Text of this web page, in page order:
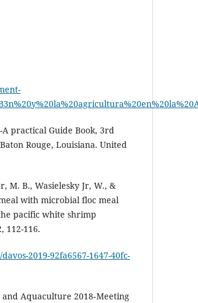
A practical Guide Book, 3rd
Rouge, Louisiana. United
M. B., Wasielesky Jr, W., &
with microbial floc meal
pacific white shrimp
112-116.
2019-92fa6567-1647-40fc-
Aquaculture 2018‐Meeting